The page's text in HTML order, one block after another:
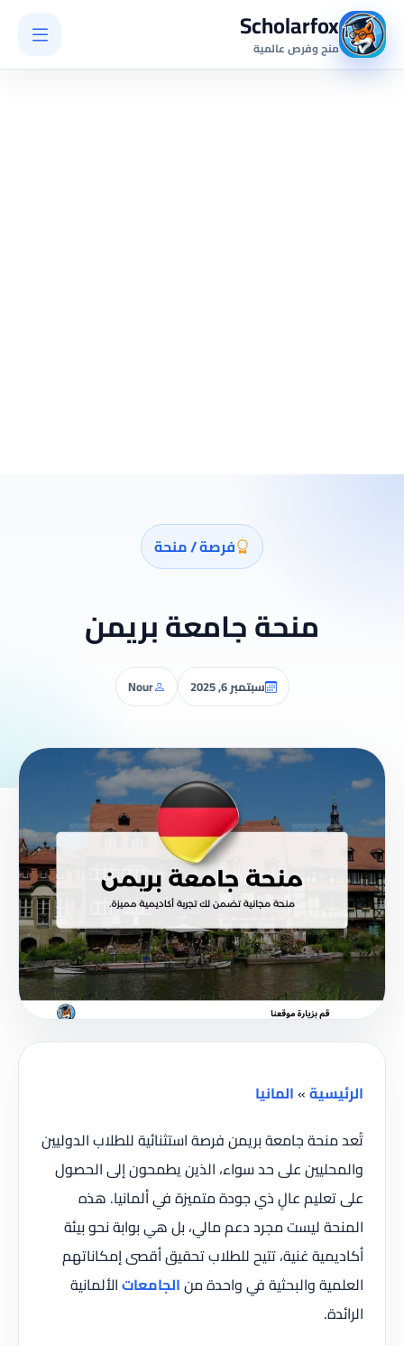
Scholarfox
منح وفرص عالمية
فرصة / منحة
منحة جامعة بريمن
سبتمبر 6, 2025 Nour
الرئيسية»المانيا
تُعد منحة جامعة بريمن فرصة استثنائية للطلاب الدوليين
والمحليين على حد سواء، الذين يطمحون إلى الحصول
على تعليم عالٍ ذي جودة متميزة في ألمانيا. هذه
المنحة ليست مجرد دعم مالي، بل هي بوابة نحو بيئة
أكاديمية غنية، تتيح للطلاب تحقيق أقصى إمكاناتهم
العلمية والبحثية في واحدة منالجامعاتالألمانية
الرائدة.